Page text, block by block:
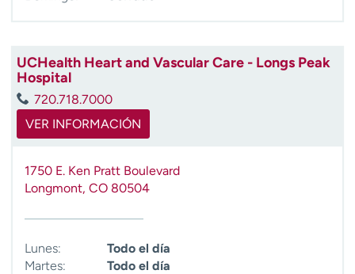
UCHealth Heart and Vascular Care - Longs Peak
Hospital
720.718.7000
VER INFORMACIÓN
1750 E. Ken Pratt Boulevard
Longmont, CO 80504
Lunes:
Todo el día
Martes:
Todo el día